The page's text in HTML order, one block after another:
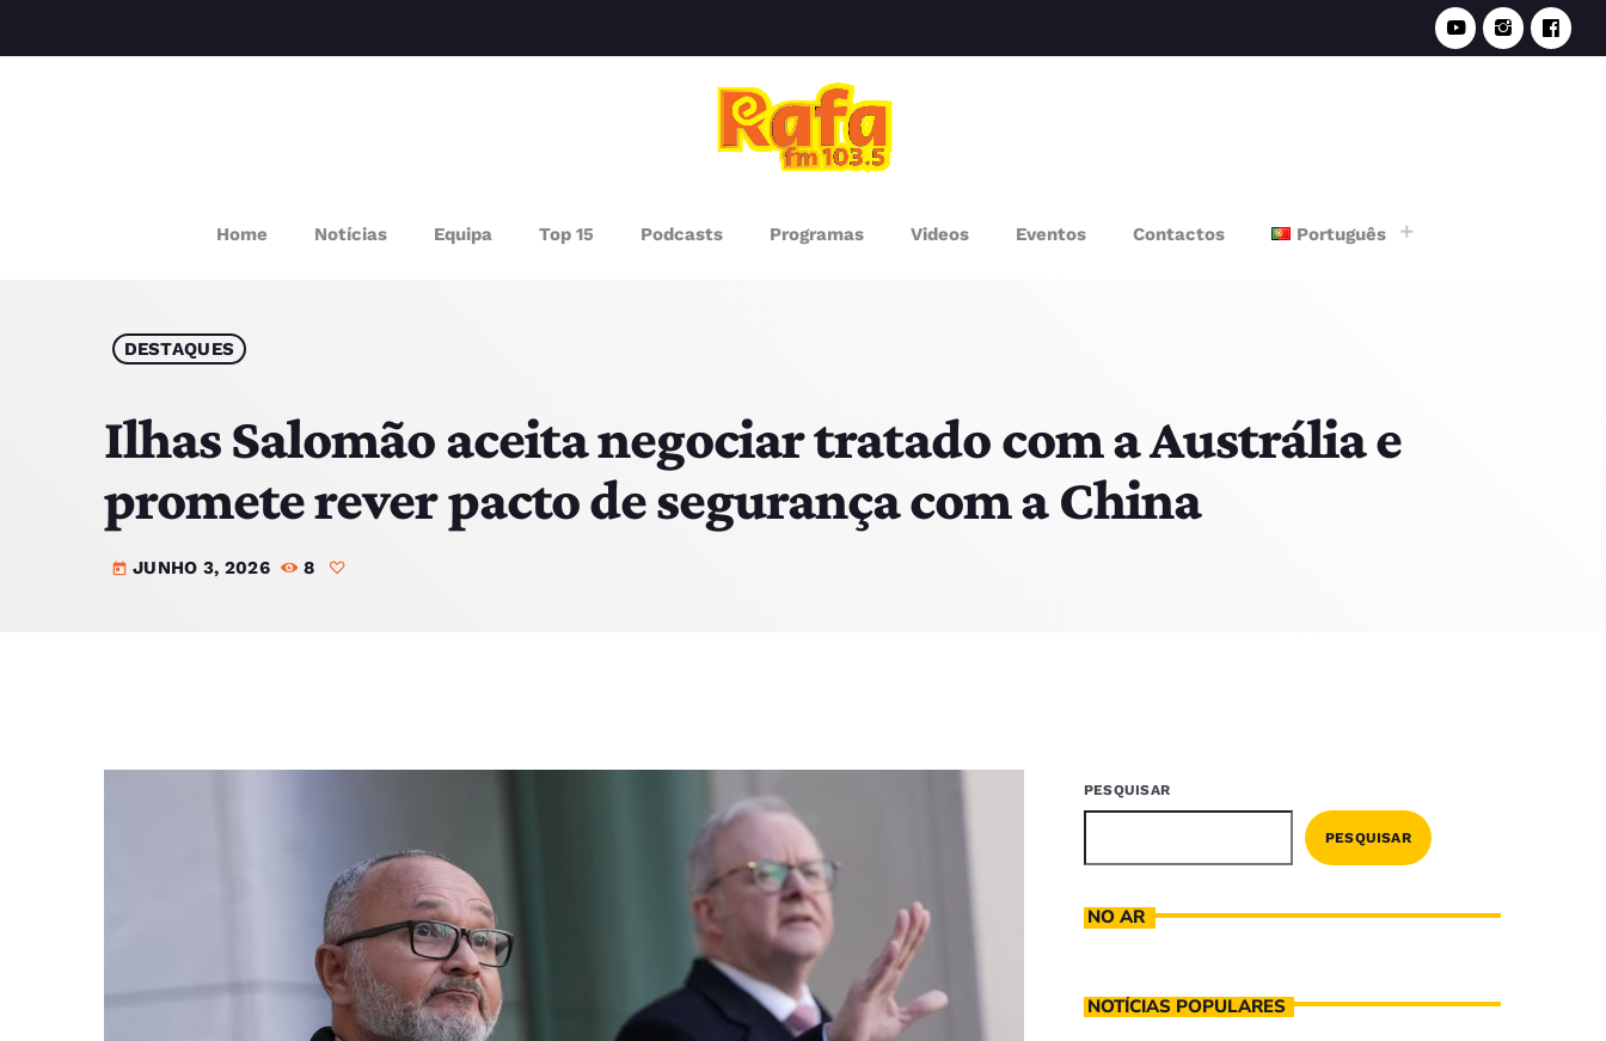
Home Notícias Equipa Top 15 Podcasts Programas Videos Eventos Contactos Português
PRÓXIMOS PROGRAMAS
DESTAQUES
Ilhas Salomão aceita negociar tratado com a Austrália e
promete rever pacto de segurança com a China
today JUNHO 3, 2026 8
PESQUISAR
PESQUISAR
NO AR
NOTÍCIAS POPULARES